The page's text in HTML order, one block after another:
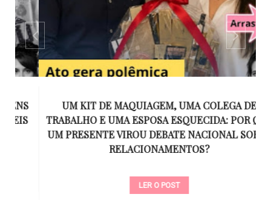
UM KIT DE MAQUIAGEM, UMA COLEGA DE
TRABALHO E UMA ESPOSA ESQUECIDA: POR QUE
UM PRESENTE VIROU DEBATE NACIONAL SOBRE
RELACIONAMENTOS?
LER O POST